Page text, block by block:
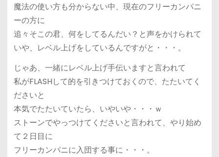
魔法の使い方も分からない中、現在のフリーカンパニ
ーの方に
追々そこの君、何をしてるんだい？と声をかけられて
いや、レベル上げをしているんですがと・・・。
じゃあ、一緒にレベル上げ手伝いますと言われて
私がFLASHして的を引きつけておくので、たたいてく
ださいと
本気でたたいていたら、いやいや・・・ｗ
ストーンでやっつけてくださいと言われて、やり始め
て２日目に
フリーカンパニに入団する事に・・・。